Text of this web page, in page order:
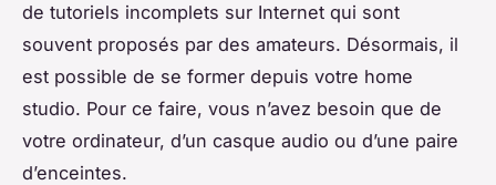
de tutoriels incomplets sur Internet qui sont
souvent proposés par des amateurs. Désormais, il
est possible de se former depuis votre home
studio. Pour ce faire, vous n’avez besoin que de
votre ordinateur, d’un casque audio ou d’une paire
d’enceintes.